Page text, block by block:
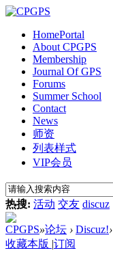
HomePortal
About CPGPS
Membership
Journal Of GPS
Forums
Summer School
Contact
News
师资
列表样式
VIP会员
热搜: 活动 交友 discuz
CPGPS»论坛 › Discuz!›
收藏本版 |订阅